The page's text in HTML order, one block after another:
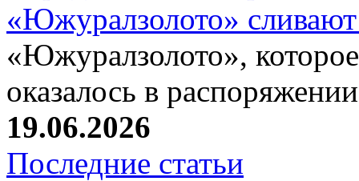
«Южуралзолото»
«Южуралзолото»,
оказалось в
19.06.2026
Последние статьи